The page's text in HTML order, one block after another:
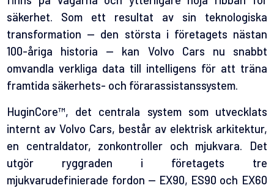
säkerhet. Som ett resultat av sin teknologiska
transformation — den största i företagets nästan
100-åriga historia — kan Volvo Cars nu snabbt
omvandla verkliga data till intelligens för att träna
framtida säkerhets- och förarassistanssystem.
HuginCore™, det centrala system som utvecklats
internt av Volvo Cars, består av elektrisk arkitektur,
en centraldator, zonkontroller och mjukvara. Det
utgör ryggraden i företagets tre
mjukvarudefinierade fordon — EX90, ES90 och EX60